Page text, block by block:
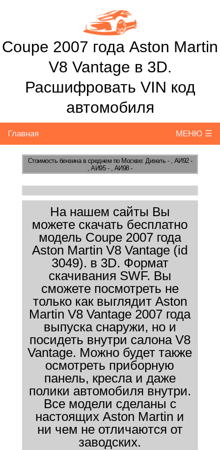
Coupe 2007 года Aston Martin
V8 Vantage в 3D.
Расшифровать VIN код
автомобиля
Главная МЕНЮ ☰
Стоимость бензинав среднем по Москве: Дизель - , АИ92 -
, АИ95 - , АИ98 -
На нашем сайты Вы
можете скачать бесплатно
модель Coupe 2007 года
Aston Martin V8 Vantage (id
3049). в 3D. Формат
скачивания SWF. Вы
сможете посмотреть не
только как выглядит Aston
Martin V8 Vantage 2007 года
выпуска снаружи, но и
посидеть внутри салона V8
Vantage. Можно будет также
осмотреть приборную
панель, кресла и даже
полики автомобиля внутри.
Все модели сделаны с
настоящих Aston Martin и
ни чем не отличаются от
заводских.